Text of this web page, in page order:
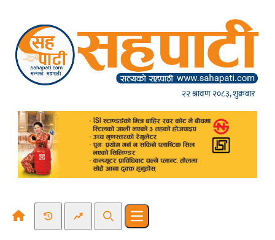
२२ श्रावण २०८३, शुक्रबार
Recent NewsTrending News
SearchOpen main menu